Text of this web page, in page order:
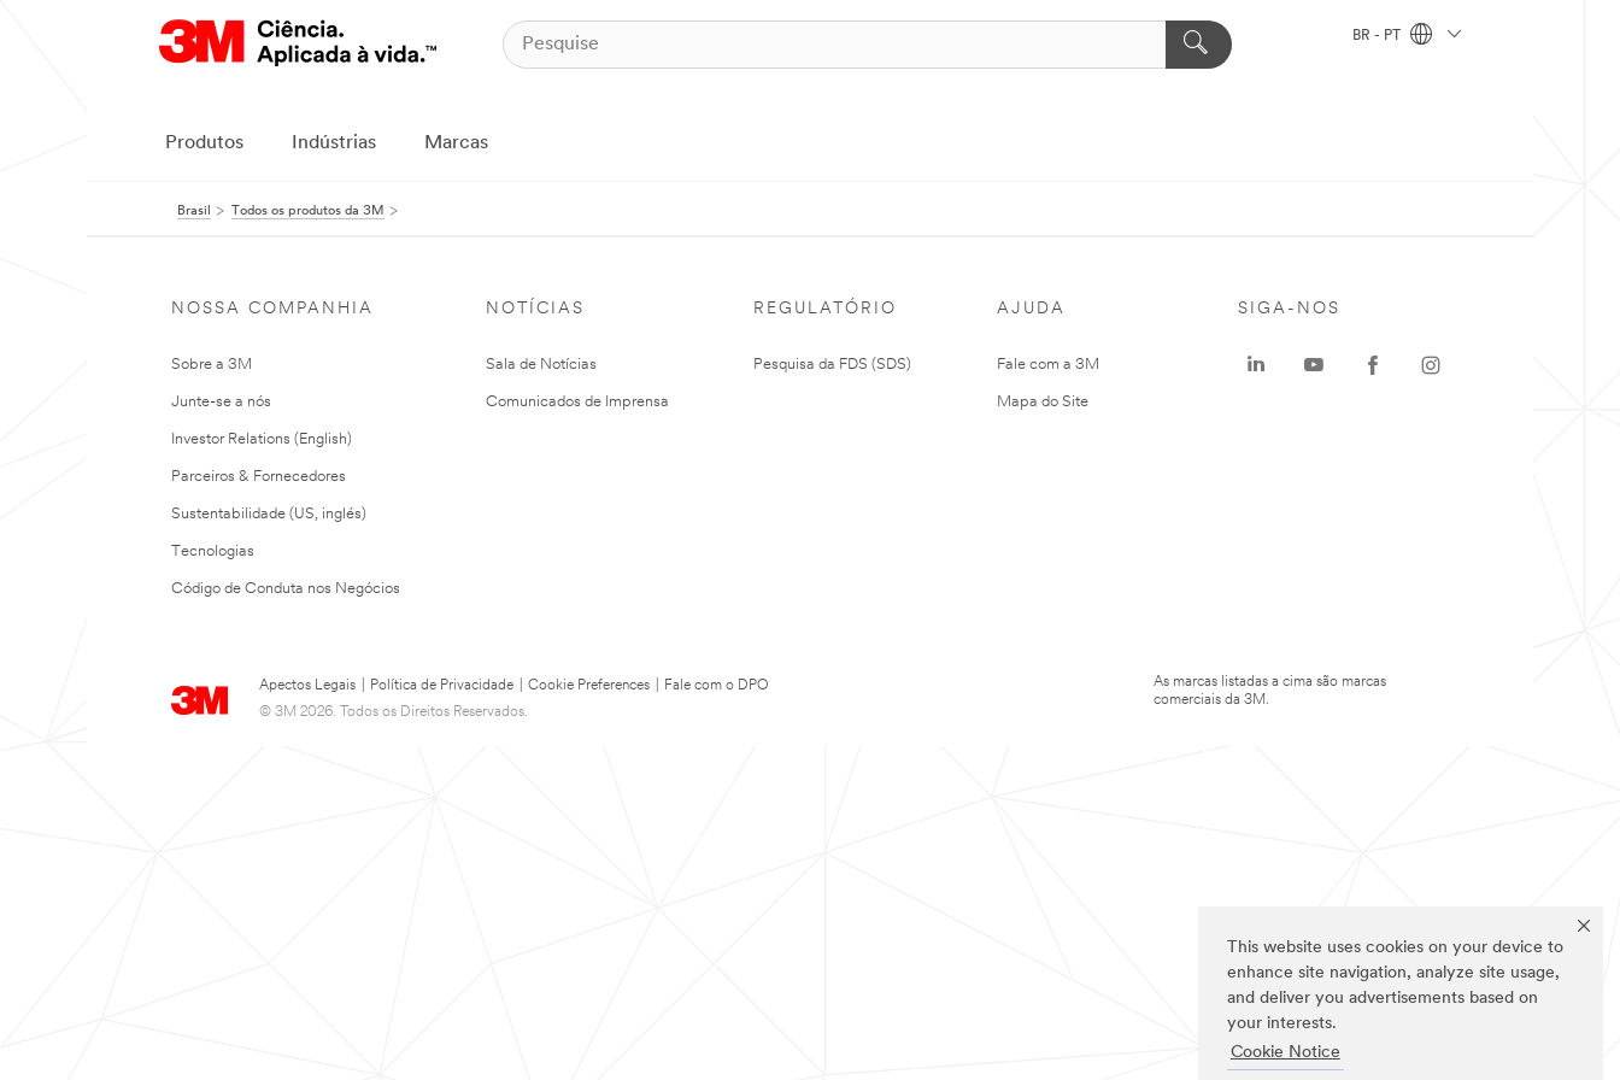
This website uses cookies on your device to
enhance site navigation, analyze site usage,
and deliver you advertisements based on
your interests.
Cookie Notice
BR - PT
Produtos Indústrias Marcas
Brasil Todos os produtos da 3M
NOSSA COMPANHIA
Sobre a 3M
Junte-se a nós
Investor Relations (English)
Parceiros & Fornecedores
Sustentabilidade (US, inglés)
Tecnologias
Código de Conduta nos Negócios
NOTÍCIAS
Sala de Notícias
Comunicados de Imprensa
REGULATÓRIO
Pesquisa da FDS (SDS)
AJUDA
Fale com a 3M
Mapa do Site
Apectos Legais Política de Privacidade Cookie Preferences
Fale com o DPO
© 3M 2026. Todos os Direitos Reservados.
SIGA-NOS
As marcas listadas a cima são marcas
comerciais da 3M.